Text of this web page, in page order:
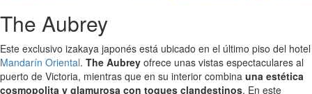
The Aubrey
Este exclusivo izakaya japonés está ubicado en el último piso del hotel
Mandarín Oriental. The Aubrey ofrece unas vistas espectaculares al
puerto de Victoria, mientras que en su interior combina una estética
cosmopolita y glamurosa con toques clandestinos. En este